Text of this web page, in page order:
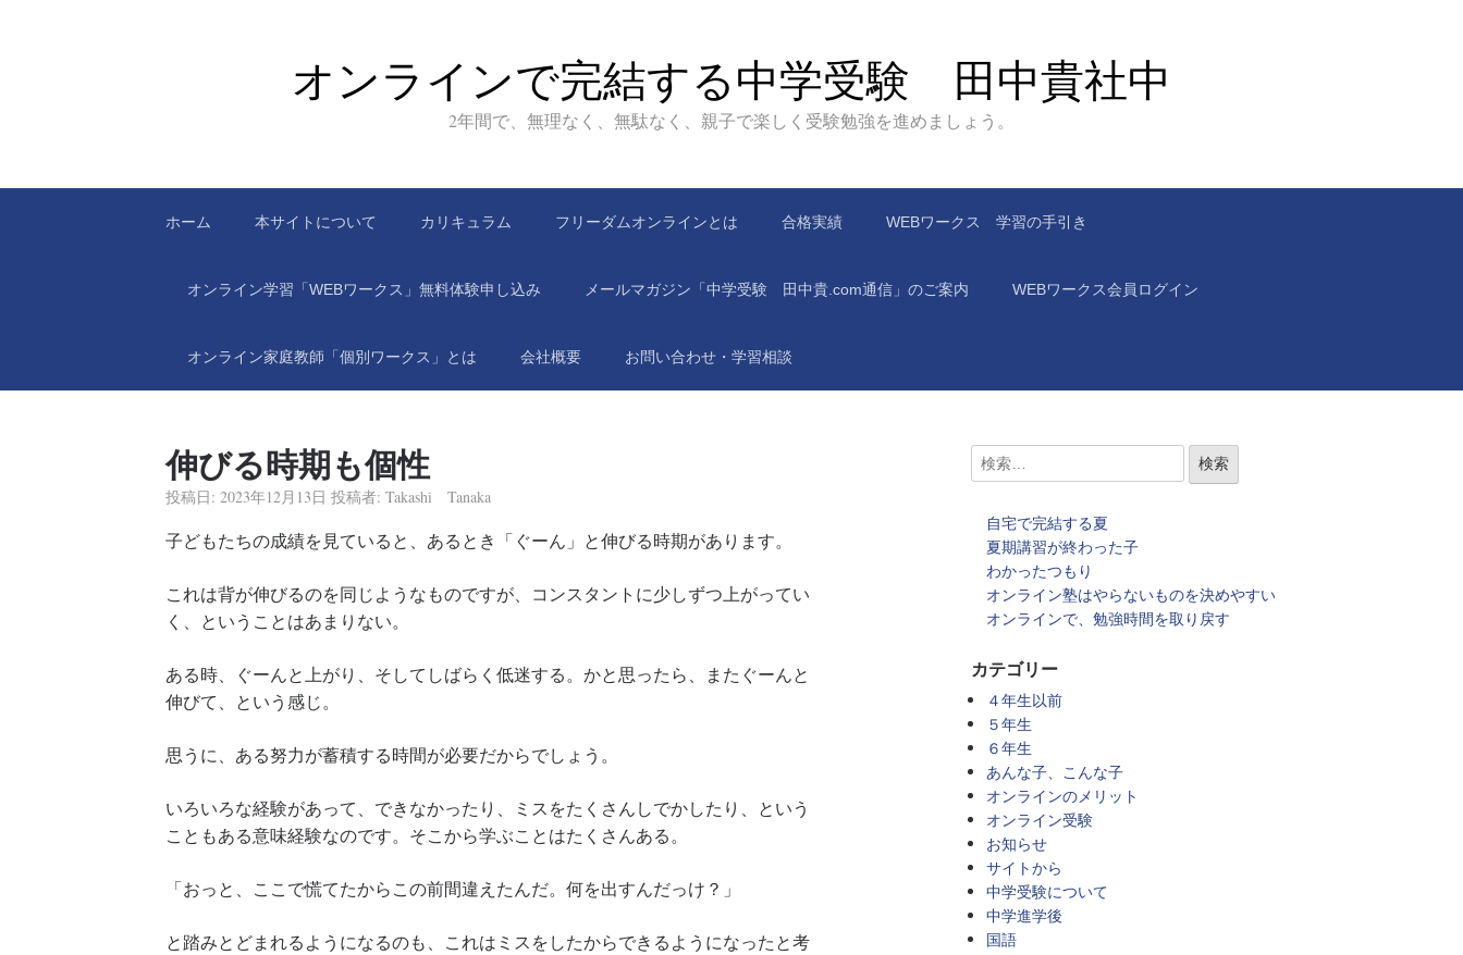
オンラインで完結する中学受験 田中貴社中
2年間で、無理なく、無駄なく、親子で楽しく受験勉強を進めましょう。
ホーム 本サイトについて カリキュラム フリーダムオンラインとは 合格実績 WEBワークス 学習の手引き
オンライン学習「WEBワークス」無料体験申し込み メールマガジン「中学受験 田中貴.com通信」のご案内 WEBワークス会員ログイン
オンライン家庭教師「個別ワークス」とは 会社概要 お問い合わせ・学習相談
伸びる時期も個性
投稿日: 2023年12月13日 投稿者: Takashi Tanaka
子どもたちの成績を見ていると、あるとき「ぐーん」と伸びる時期があります。
これは背が伸びるのを同じようなものですが、コンスタントに少しずつ上がってい
く、ということはあまりない。
ある時、ぐーんと上がり、そしてしばらく低迷する。かと思ったら、またぐーんと
伸びて、という感じ。
思うに、ある努力が蓄積する時間が必要だからでしょう。
いろいろな経験があって、できなかったり、ミスをたくさんしでかしたり、という
こともある意味経験なのです。そこから学ぶことはたくさんある。
「おっと、ここで慌てたからこの前間違えたんだ。何を出すんだっけ？」
と踏みとどまれるようになるのも、これはミスをしたからできるようになったと考
自宅で完結する夏
夏期講習が終わった子
わかったつもり
オンライン塾はやらないものを決めやすい
オンラインで、勉強時間を取り戻す
カテゴリー
４年生以前
５年生
６年生
あんな子、こんな子
オンラインのメリット
オンライン受験
お知らせ
サイトから
中学受験について
中学進学後
国語